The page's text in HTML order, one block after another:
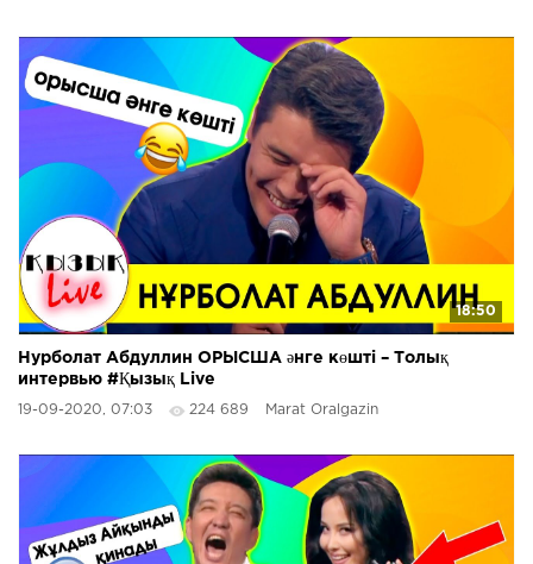
18:50
Нурболат Абдуллин ОРЫСША әнге көшті – Толық
интервью #Қызық Live
19-09-2020, 07:03 224 689 Marat Oralgazin